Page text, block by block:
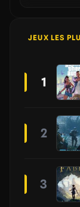
JEUX LES
1
2
3